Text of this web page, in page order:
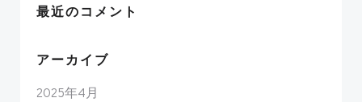
最近のコメント
アーカイブ
2025年4月